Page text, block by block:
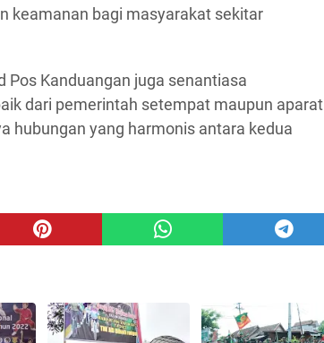
keamanan bagi masyarakat sekitar
Pos Kanduangan juga senantiasa
dari pemerintah setempat maupun aparat
hubungan yang harmonis antara kedua